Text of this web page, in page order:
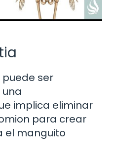
puede ser
implica eliminar
para crear
el manguito